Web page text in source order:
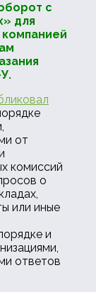
с
для
от
комиссий
о
или иные
и
ответов